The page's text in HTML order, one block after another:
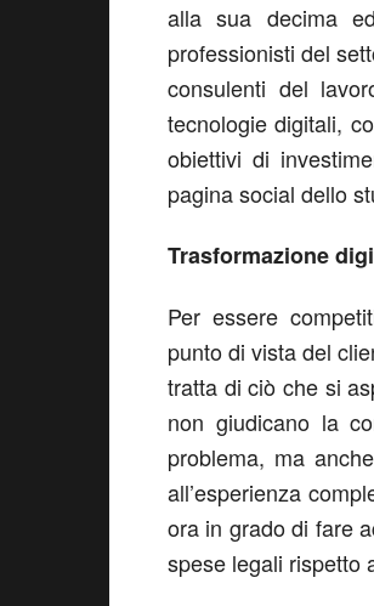
alla sua decima
professionisti del
consulenti del
tecnologie digitali,
obiettivi di
pagina social dello
Trasformazione
Per essere
punto di vista del
tratta di ciò che si
non giudicano la
problema, ma
all’esperienza
ora in grado di fare
spese legali rispetto